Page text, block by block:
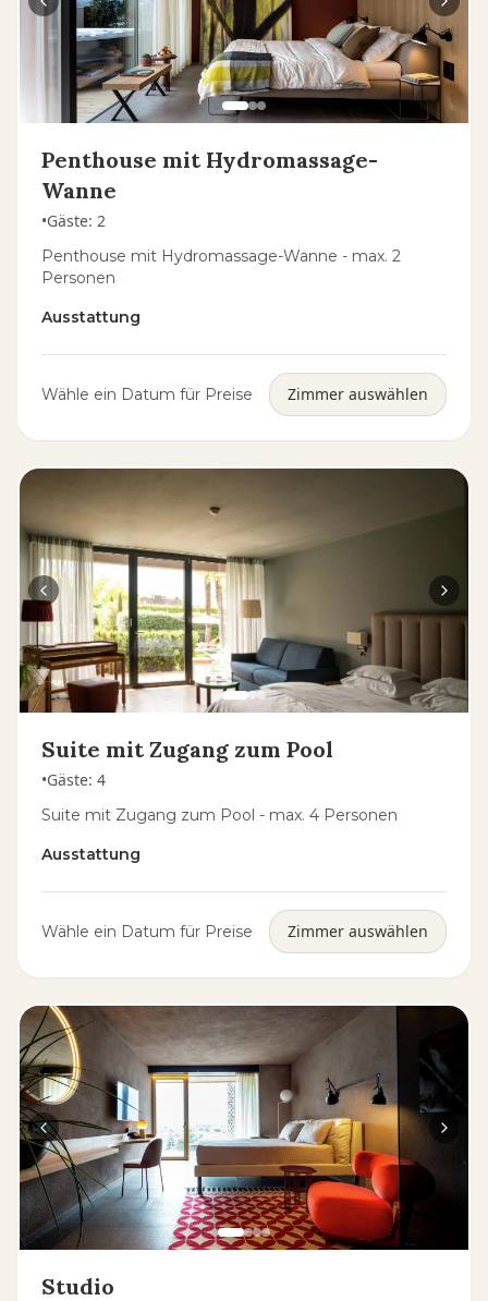
Penthouse mit Hydromassage-
Wanne
•Gäste: 2
Penthouse mit Hydromassage-Wanne - max. 2
Personen
Ausstattung
Wähle ein Datum für Preise Zimmer auswählen
Suite mit Zugang zum Pool
•Gäste: 4
Suite mit Zugang zum Pool - max. 4 Personen
Ausstattung
Wähle ein Datum für Preise Zimmer auswählen
Studio